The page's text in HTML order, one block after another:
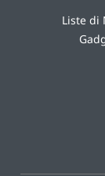
Liste di